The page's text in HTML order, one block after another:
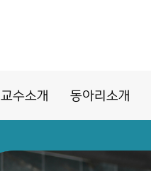
교수소개 동아리소개